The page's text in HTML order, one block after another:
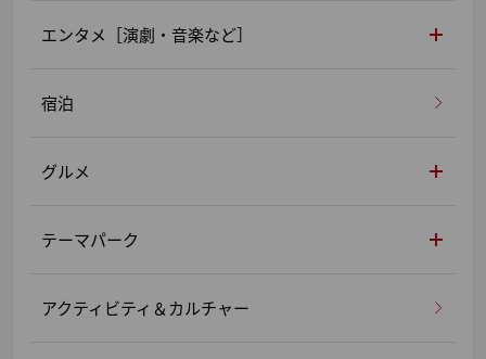
エンタメ［演劇・音楽など］
宿泊
グルメ
テーマパーク
アクティビティ＆カルチャー